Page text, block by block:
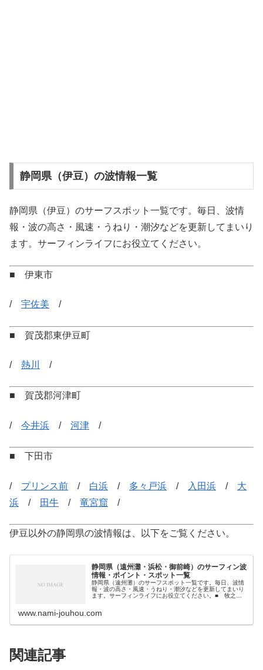
静岡県（伊豆）の波情報一覧
静岡県（伊豆）のサーフスポット一覧です。毎日、波情
報・波の高さ・風速・うねり・潮汐などを更新してまいり
ます。サーフィンライフにお役立てください。
■ 伊東市
/ 宇佐美 /
■ 賀茂郡東伊豆町
/ 熱川 /
■ 賀茂郡河津町
/ 今井浜 / 河津 /
■ 下田市
/ プリンス前 / 白浜 / 多々戸浜 / 入田浜 / 大
浜 / 田牛 / 竜宮窟 /
伊豆以外の静岡県の波情報は、以下をご覧ください。
静岡県（遠州灘・浜松・御前崎）のサーフィン波
情報・ポイント・スポット一覧
静岡県（遠州灘）のサーフスポット一覧です。毎日、波情
報・波の高さ・風速・うねり・潮汐などを更新してまいり
ます。サーフィンライフにお役立てください。■ 牧之原
www.nami-jouhou.com
関連記事